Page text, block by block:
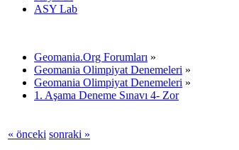
ASY Lab
Geomania.Org Forumları »
Geomania Olimpiyat Denemeleri »
Geomania Olimpiyat Denemeleri »
1. Aşama Deneme Sınavı 4- Zor
« önceki sonraki »